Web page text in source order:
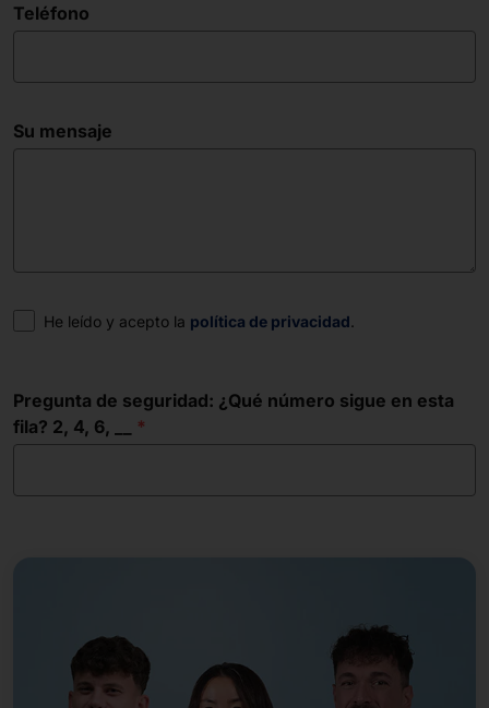
Teléfono
Su mensaje
Consentimiento
He leído y acepto la política de privacidad.
Pregunta de seguridad: ¿Qué número sigue en esta
fila? 2, 4, 6, __